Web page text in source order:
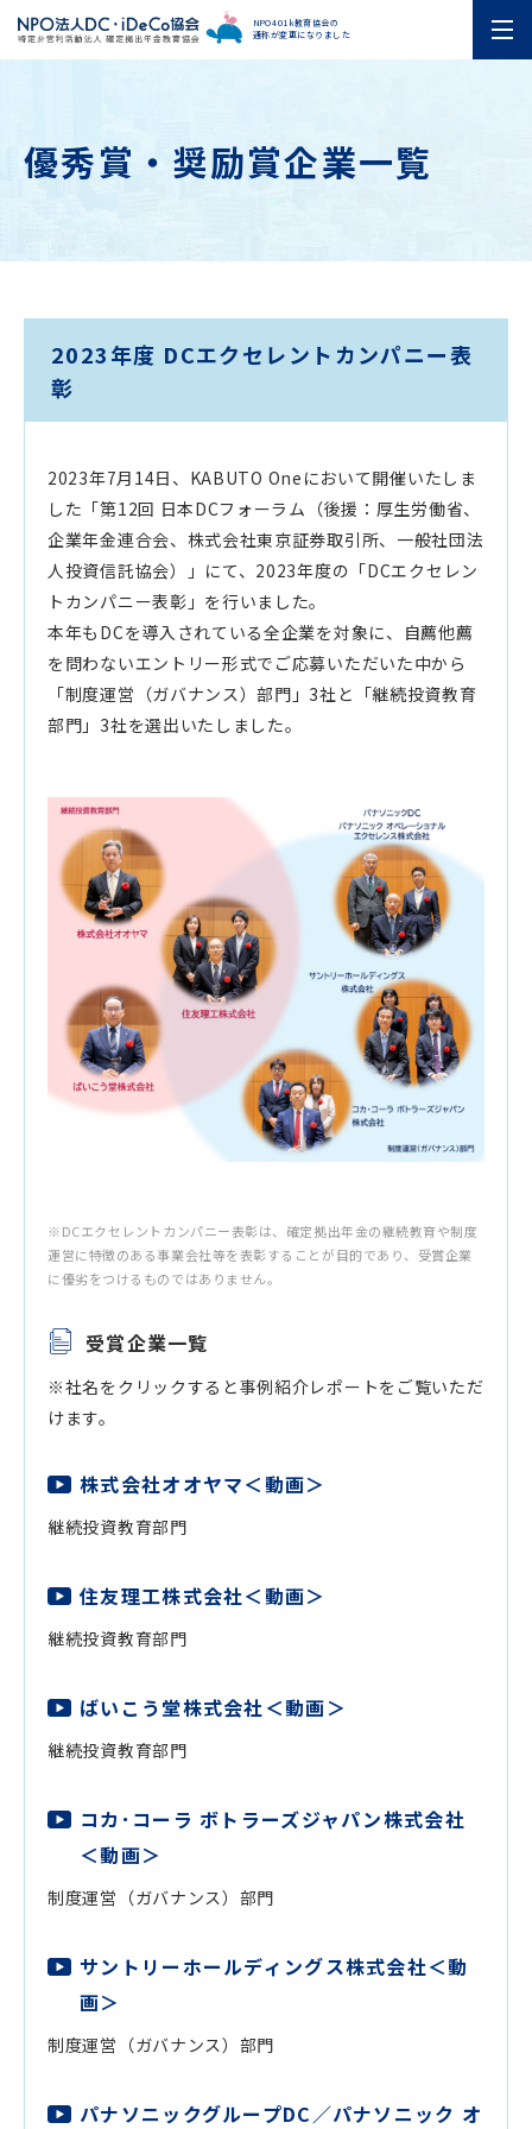
NPO401k教育協会の
通称が変更になりました
優秀賞・奨励賞企業一覧
2023年度 DCエクセレントカンパニー表
彰
2023年7月14日、KABUTO Oneにおいて開催いたしま
した「第12回 日本DCフォーラム（後援：厚生労働省、
企業年金連合会、株式会社東京証券取引所、一般社団法
人投資信託協会）」にて、2023年度の「DCエクセレン
トカンパニー表彰」を行いました。
本年もDCを導入されている全企業を対象に、自薦他薦
を問わないエントリー形式でご応募いただいた中から
「制度運営（ガバナンス）部門」3社と「継続投資教育
部門」3社を選出いたしました。
※DCエクセレントカンパニー表彰は、確定拠出年金の継続教育や制度
運営に特徴のある事業会社等を表彰することが目的であり、受賞企業
に優劣をつけるものではありません。
受賞企業一覧
※社名をクリックすると事例紹介レポートをご覧いただ
けます。
株式会社オオヤマ＜動画＞
継続投資教育部門
住友理工株式会社＜動画＞
継続投資教育部門
ばいこう堂株式会社＜動画＞
継続投資教育部門
コカ･コーラ ボトラーズジャパン株式会社
＜動画＞
制度運営（ガバナンス）部門
サントリーホールディングス株式会社＜動
画＞
制度運営（ガバナンス）部門
パナソニックグループDC／パナソニック オ